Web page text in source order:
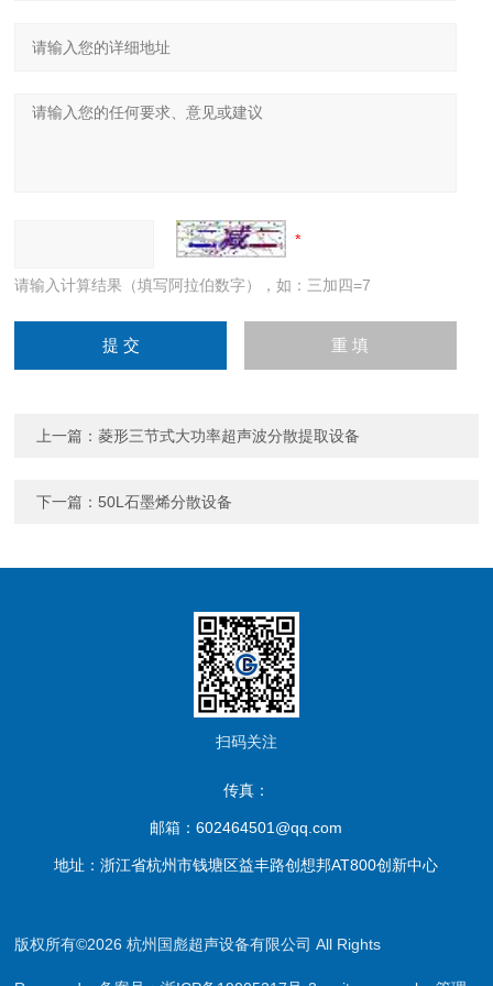
请输入计算结果（填写阿拉伯数字），如：三加四=7
上一篇：菱形三节式大功率超声波分散提取设备
下一篇： 50L石墨烯分散设备
扫码关注
传真：
邮箱：602464501@qq.com
地址：浙江省杭州市钱塘区益丰路创想邦AT800创新中心
版权所有©2026 杭州国彪超声设备有限公司 All Rights